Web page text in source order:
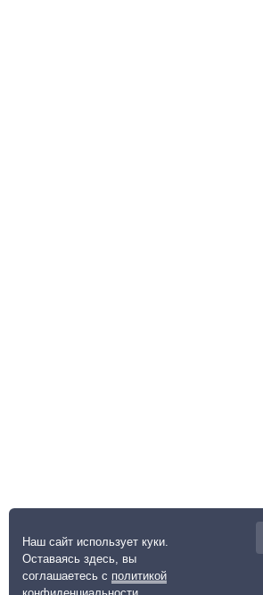
Наш сайт использует куки.
Оставаясь здесь, вы
соглашаетесь с политикой